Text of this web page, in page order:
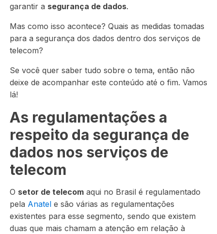
garantir a segurança de dados.
Mas como isso acontece? Quais as medidas tomadas
para a segurança dos dados dentro dos serviços de
telecom?
Se você quer saber tudo sobre o tema, então não
deixe de acompanhar este conteúdo até o fim. Vamos
lá!
As regulamentações a
respeito da segurança de
dados nos serviços de
telecom
O setor de telecom aqui no Brasil é regulamentado
pela Anatel e são várias as regulamentações
existentes para esse segmento, sendo que existem
duas que mais chamam a atenção em relação à